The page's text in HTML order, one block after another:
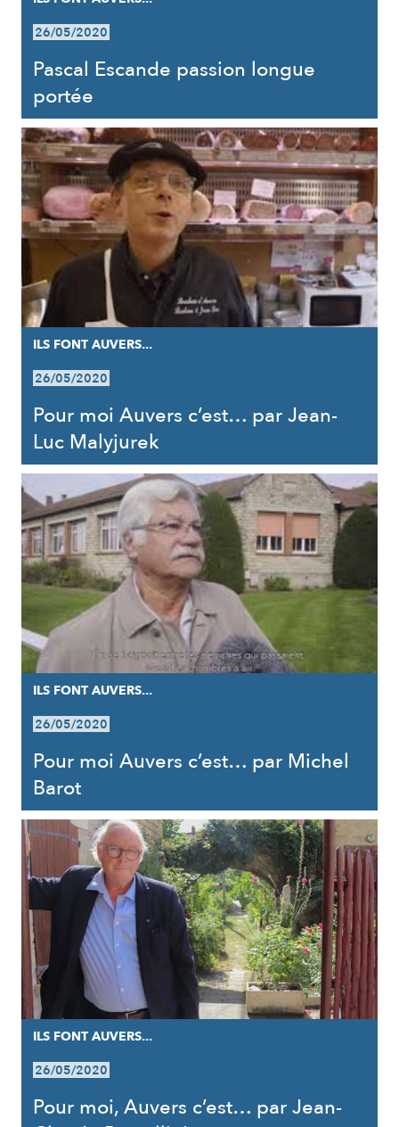
26/05/2020
Pascal Escande passion longue
portée
ILS FONT AUVERS...
26/05/2020
Pour moi Auvers c’est… par Jean-
Luc Malyjurek
ILS FONT AUVERS...
26/05/2020
Pour moi Auvers c’est… par Michel
Barot
ILS FONT AUVERS...
26/05/2020
Pour moi, Auvers c’est… par Jean-